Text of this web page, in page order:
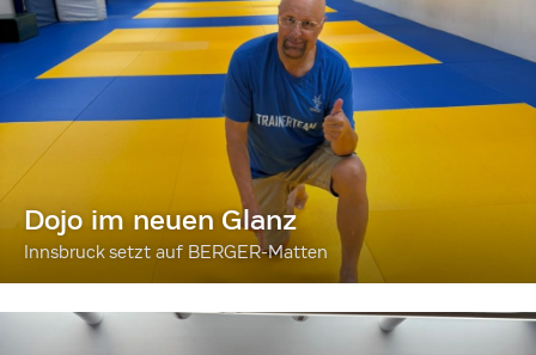
Dojo im neuen Glanz
Innsbruck setzt auf BERGER-Matten